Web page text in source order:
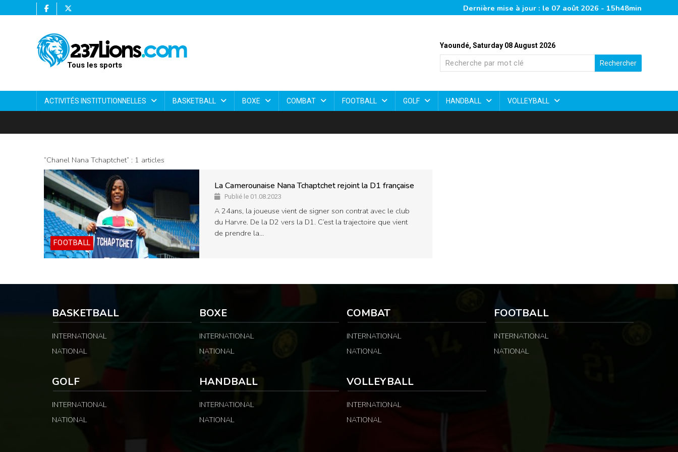
Dernière mise à jour : le 07 août 2026 - 15h48min
Yaoundé, Saturday 08 August 2026
Rechercher
Tous les sports
ACTIVITÉS INSTITUTIONNELLES BASKETBALL BOXE COMBAT FOOTBALL GOLF HANDBALL VOLLEYBALL
“Chanel Nana Tchaptchet” : 1 articles
FOOTBALL
La Camerounaise Nana Tchaptchet rejoint la D1 française
Publié le 01.08.2023
A 24ans, la joueuse vient de signer son contrat avec le club
du Harvre. De la D2 vers la D1. C’est la trajectoire que vient
de prendre la…
BASKETBALL
INTERNATIONAL
NATIONAL
BOXE
INTERNATIONAL
NATIONAL
COMBAT
INTERNATIONAL
NATIONAL
FOOTBALL
INTERNATIONAL
NATIONAL
GOLF
INTERNATIONAL
NATIONAL
HANDBALL
INTERNATIONAL
NATIONAL
VOLLEYBALL
INTERNATIONAL
NATIONAL